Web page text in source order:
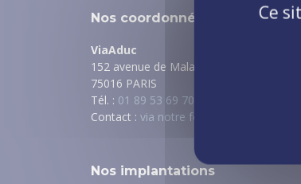
Nos coordonnées
ViaAduc
152 avenue de Malakoff
75016 PARIS
Tél. : 01 89 53 69 70
Contact : via notre formulaire
Nos implantations
Ce